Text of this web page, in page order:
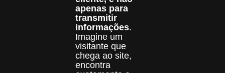
apenas para
transmitir
informações.
Imagine um
visitante que
chega ao site,
encontra